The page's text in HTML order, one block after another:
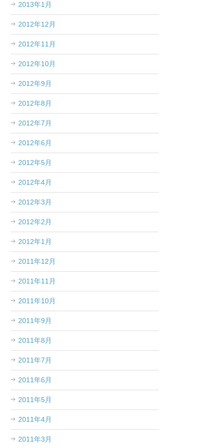
2013年1月
2012年12月
2012年11月
2012年10月
2012年9月
2012年8月
2012年7月
2012年6月
2012年5月
2012年4月
2012年3月
2012年2月
2012年1月
2011年12月
2011年11月
2011年10月
2011年9月
2011年8月
2011年7月
2011年6月
2011年5月
2011年4月
2011年3月